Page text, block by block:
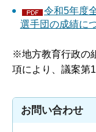
令和5年度
選手団の成績に
※地方教育行政の
項により、議案第
お問い合わせ